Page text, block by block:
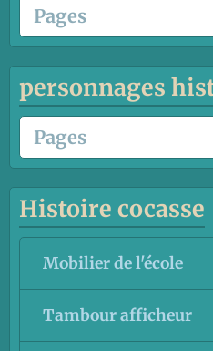
personnages
Histoire cocasse
Mobilier de l'école
Tambour afficheur